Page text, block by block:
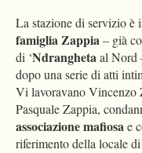
La stazione di servizio è
famiglia Zappia– già
di ‘Ndranghetaal Nord
dopo una serie di atti
Vi lavoravano Vincenzo
Pasquale Zappia,
associazione mafiosae
riferimento della locale